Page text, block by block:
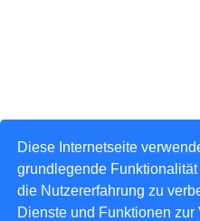
Diese Internetseite
grundlegende
die Nutzererfahrung zu
Dienste und Funktionen zur